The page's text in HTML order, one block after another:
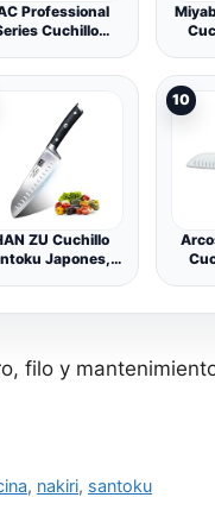
Professional
Cuchillo
ZU Cuchillo
Japones,
Chef de
Cuchillos
10
filo y
, nakiri, santoku